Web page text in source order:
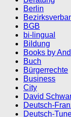
Berlin
BGB
bi-lingual
Bildung
Books by
Buch
Bürgerrechte
Business
City
David
Deutsch-
Deutsch-